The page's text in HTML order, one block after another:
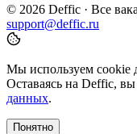
© 2026 Deffic · Все
support@deffic.ru
Мы используем cookie
Оставаясь на Deffic, вы
данных.
Понятно